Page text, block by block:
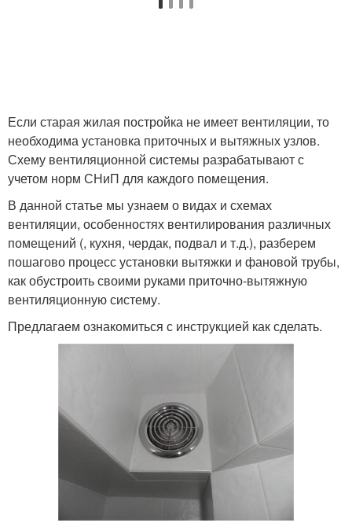
Если старая жилая постройка не имеет вентиляции, то
необходима установка приточных и вытяжных узлов.
Схему вентиляционной системы разрабатывают с
учетом норм СНиП для каждого помещения.
В данной статье мы узнаем о видах и схемах
вентиляции, особенностях вентилирования различных
помещений (, кухня, чердак, подвал и т.д.), разберем
пошагово процесс установки вытяжки и фановой трубы,
как обустроить своими руками приточно-вытяжную
вентиляционную систему.
Предлагаем ознакомиться с инструкцией как сделать.